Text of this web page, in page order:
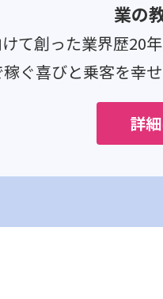
業の
て創った業界歴20
ぐ喜びと乗客を幸
詳